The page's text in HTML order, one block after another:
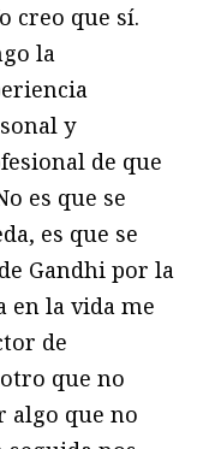
creo que sí.
la
y
de que
es que se
es que se
Gandhi por la
en la vida me
de
que no
algo que no